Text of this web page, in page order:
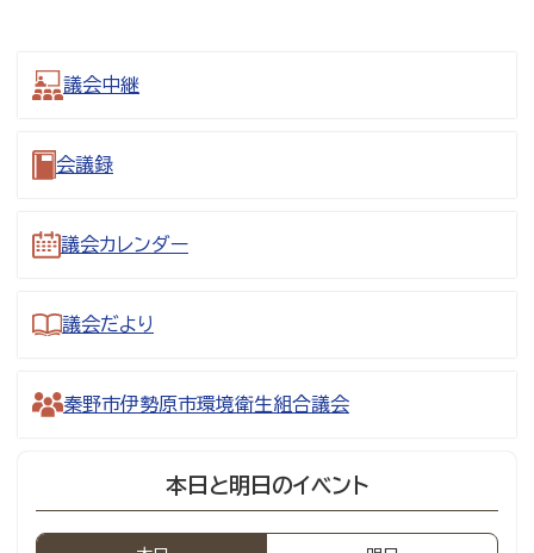
議会中継
会議録
議会カレンダー
議会だより
秦野市伊勢原市環境衛生組合議会
本日と明日のイベント